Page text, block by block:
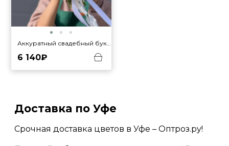
Аккуратный свадебный букет
6 140₽
Доставка по Уфе
Срочная доставка цветов в Уфе – Оптроз.ру!